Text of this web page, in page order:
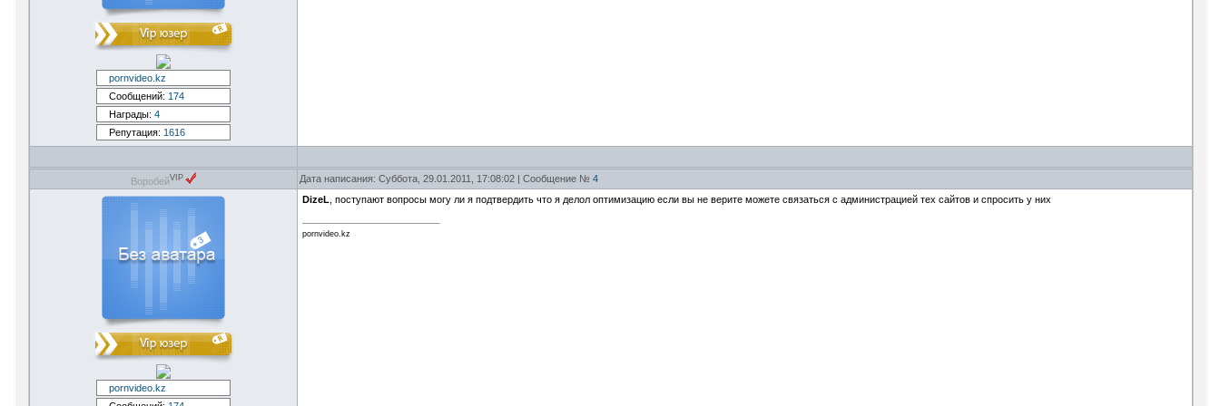
pornvideo.kz
Сообщений: 174
Награды: 4
Репутация: 1616
ВоробейVIP Дата написания: Суббота, 29.01.2011, 17:08:02 | Сообщение № 4
pornvideo.kz
DizeL , поступают вопросы могу ли я подтвердить что я делол оптимизацию если вы не верите можете связаться с администрацией тех сайтов и спросить у них
pornvideo.kz